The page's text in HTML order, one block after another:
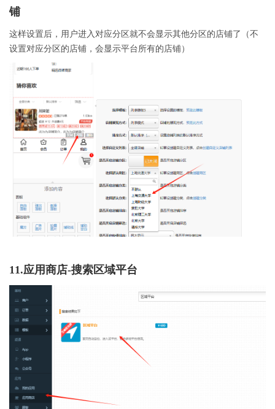
铺
这样设置后，用户进入对应分区就不会显示其他分区的店铺了（不
设置对应分区的店铺，会显示平台所有的店铺）
11.应用商店-搜索区域平台